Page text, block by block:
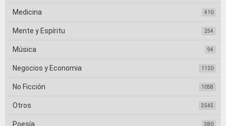
Medicina 410
Mente y Espíritu 254
Música 94
Negocios y Economia 1120
No Ficción 1058
Otros 3545
Poesía 380